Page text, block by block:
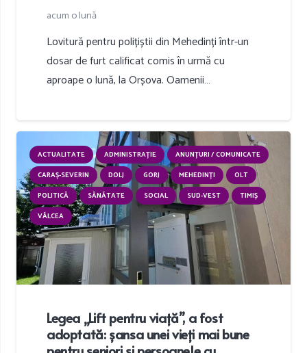
acum o lună
Lovitură pentru polițiștii din Mehedinți într-un
dosar de furt calificat comis în urmă cu
aproape o lună, la Orșova. Oamenii…
ACTUALITATE ADMINISTRAȚIE
ANUNȚURI / COMUNICATE
CARAȘ-SEVERIN
DOLJ GORJ MEHEDINȚI
OLT
POLITICĂ
SĂNĂTATE SOCIAL SUD-VEST
TIMIȘ
VÂLCEA
Legea „Lift pentru viață”, a fost
adoptată: șansa unei vieți mai bune